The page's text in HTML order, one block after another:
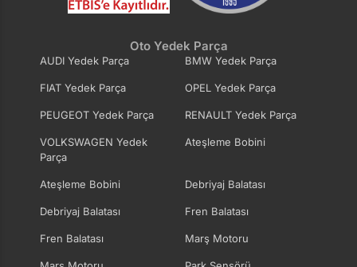
Oto Yedek Parça
AUDI Yedek Parça BMW Yedek Parça
FIAT Yedek Parça OPEL Yedek Parça
PEUGEOT Yedek Parça RENAULT Yedek Parça
VOLKSWAGEN Yedek
Parça
Ateşleme Bobini
Ateşleme Bobini Debriyaj Balatası
Debriyaj Balatası Fren Balatası
Fren Balatası Marş Motoru